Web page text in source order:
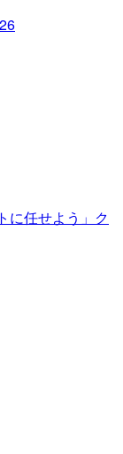
に任せよう」ク